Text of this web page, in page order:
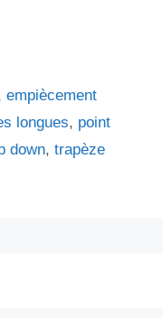
empiècement
longues, point
down, trapèze